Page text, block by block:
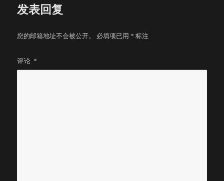
发表回复
您的邮箱地址不会被公开。 必填项已用 * 标注
评论 *